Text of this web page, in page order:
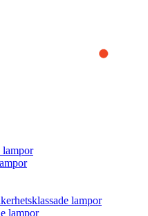
you the best experience
this website, you accept
how the website is used and
more or to find out how
our
lampor
lampor
lampor